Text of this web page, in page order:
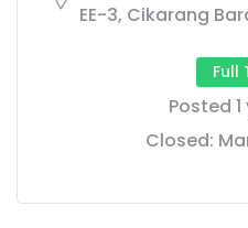
EE-3, Cikarang
Full
Posted
Closed: